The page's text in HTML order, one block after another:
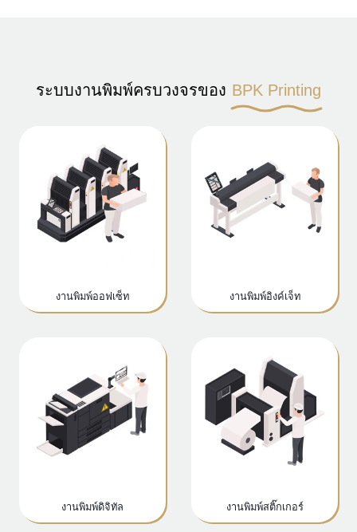
ระบบงานพิมพ์ครบวงจรของ BPK Printing
งานพิมพ์ออฟเซ็ท งานพิมพ์อิงค์เจ็ท
งานพิมพ์ดิจิทัล งานพิมพ์สติ๊กเกอร์